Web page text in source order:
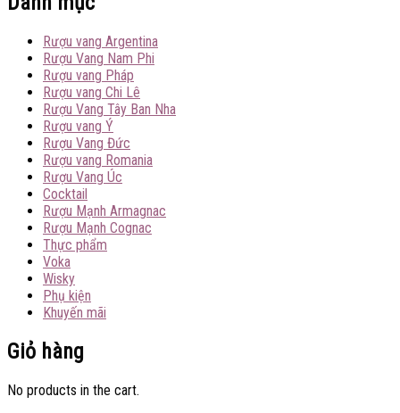
Rượu vang Argentina
Rượu Vang Nam Phi
Rượu vang Pháp
Rượu vang Chi Lê
Rượu Vang Tây Ban Nha
Rượu vang Ý
Rượu Vang Đức
Rượu vang Romania
Rượu Vang Úc
Cocktail
Rượu Mạnh Armagnac
Rượu Mạnh Cognac
Thực phẩm
Voka
Wisky
Phụ kiện
Khuyến mãi
Giỏ hàng
No products in the cart.